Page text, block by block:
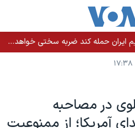
نخست وزیر اسرائيل: اگر رژیم ایران حمله کند ضربه سختی خواهد خورد
در مصاحبه
آمریکا؛ از ممنوعیت